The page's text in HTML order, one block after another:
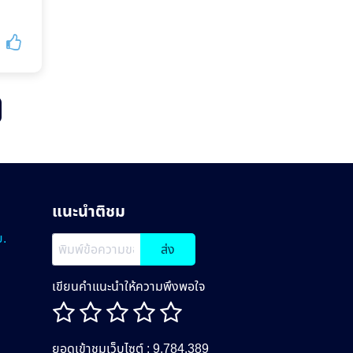
แนะนำติชม
ส่ง
เขียนคำแนะนำให้ความพึงพอใจ
ยอดเข้าชมเว็บไซต์ : 9,784,389